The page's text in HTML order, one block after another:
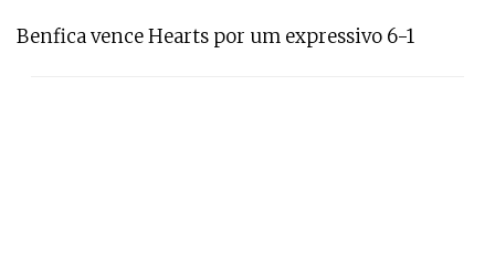
Benfica vence Hearts por um expressivo 6-1